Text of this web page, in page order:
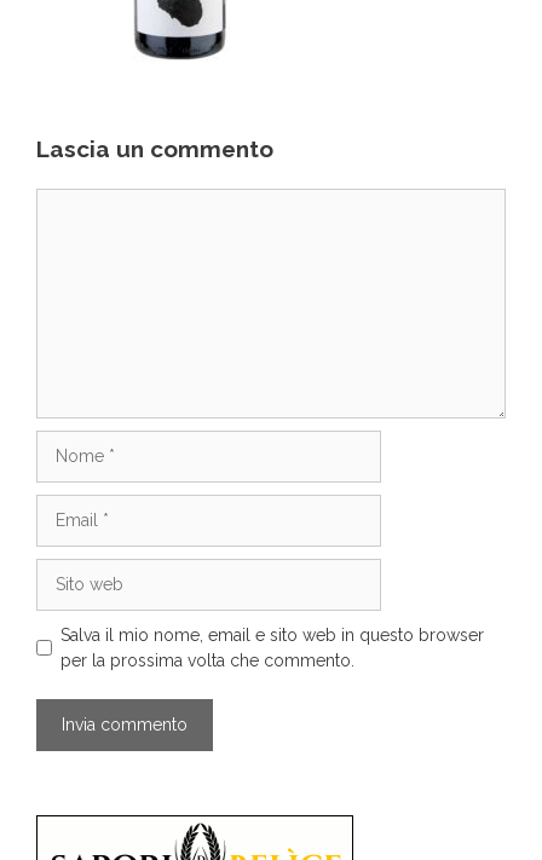
Lascia un commento
web
Salva il mio nome, email e sito web in questo browser
per la prossima volta che commento.